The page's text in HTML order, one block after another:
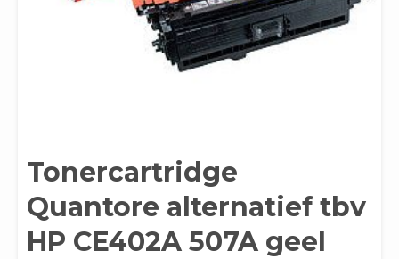
Tonercartridge
Quantore alternatief tbv
HP CE402A 507A geel